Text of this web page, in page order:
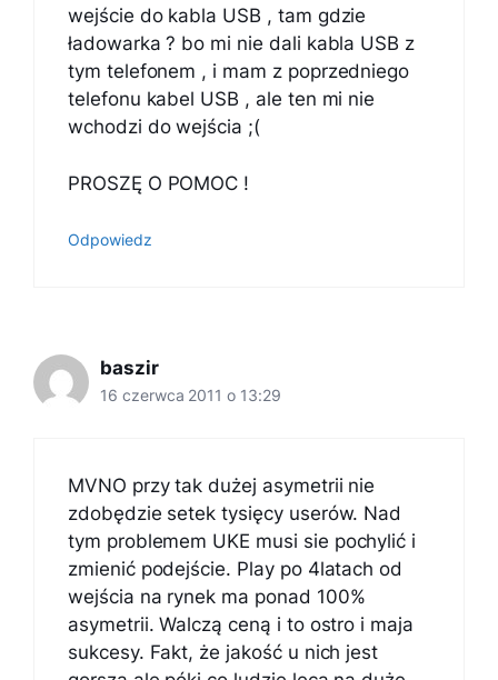
wejście do kabla USB , tam gdzie
ładowarka ? bo mi nie dali kabla USB z
tym telefonem , i mam z poprzedniego
telefonu kabel USB , ale ten mi nie
wchodzi do wejścia ;(
PROSZĘ O POMOC !
Odpowiedz
baszir
16 czerwca 2011 o 13:29
MVNO przy tak dużej asymetrii nie
zdobędzie setek tysięcy userów. Nad
tym problemem UKE musi sie pochylić i
zmienić podejście. Play po 4latach od
wejścia na rynek ma ponad 100%
asymetrii. Walczą ceną i to ostro i maja
sukcesy. Fakt, że jakość u nich jest